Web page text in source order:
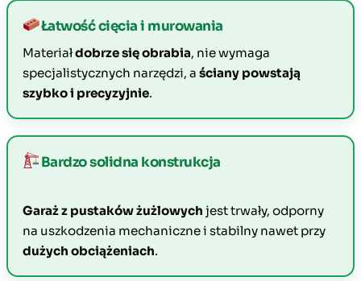
Łatwość cięcia i murowania
Materiałdobrze się obrabia, nie wymaga
specjalistycznych narzędzi, a ściany powstają
szybko i precyzyjnie.
Bardzo solidna konstrukcja
Garaż z pustaków żużlowych jest trwały, odporny
na uszkodzenia mechaniczne i stabilny nawet przy
dużych obciążeniach.